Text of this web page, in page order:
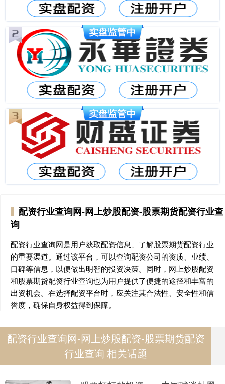
配资行业查询网-网上炒股配资-股票期货配资行业查
询
配资行业查询网是用户获取配资信息、了解股票期货配资行业
的重要渠道。通过该平台，可以查询配资公司的资质、业绩、
口碑等信息，以便做出明智的投资决策。同时，网上炒股配资
和股票期货配资行业查询也为用户提供了便捷的途径和丰富的
出资机会。在选择配资平台时，应关注其合法性、安全性和信
誉度，确保自身权益得到保障。
配资行业查询网-网上炒股配资-股票期货配资
行业查询 相关话题